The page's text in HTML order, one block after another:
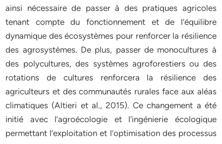
ainsi nécessaire de passer à des pratiques agricoles
tenant compte du fonctionnement et de l’équilibre
dynamique des écosystèmes pour renforcer la résilience
des agrosystèmes. De plus, passer de monocultures à
des polycultures, des systèmes agroforestiers ou des
rotations de cultures renforcera la résilience des
agriculteurs et des communautés rurales face aux aléas
climatiques (Altieri et al., 2015). Ce changement a été
initié avec l’agroécologie et l’ingénierie écologique
permettant l’exploitation et l’optimisation des processus